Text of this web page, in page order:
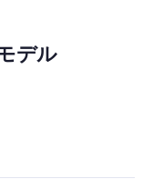
ンモデル「Xiu
デル